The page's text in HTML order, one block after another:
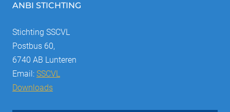
ANBI STICHTING
Stichting SSCVL
Postbus 60,
6740 AB Lunteren
Email: SSCVL
Downloads